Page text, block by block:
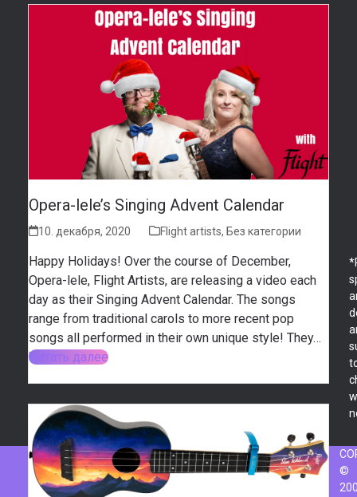
Opera-lele’s Singing Advent Calendar
10. декабря, 2020 Flight artists, Без категории
Happy Holidays! Over the course of December,
Opera-lele, Flight Artists, are releasing a video each
day as their Singing Advent Calendar. The songs
range from traditional carols to more recent pop
songs all performed in their own unique style! They…
Читать далее
©